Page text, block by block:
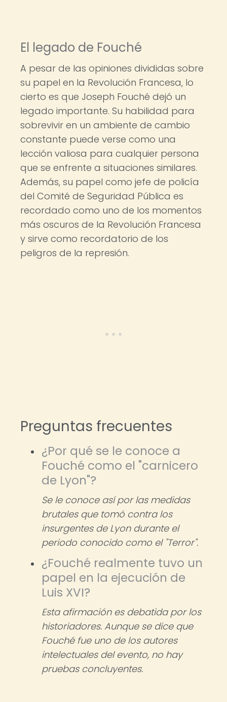
El legado de Fouché
A pesar de las opiniones divididas sobre
su papel en la Revolución Francesa, lo
cierto es que Joseph Fouché dejó un
legado importante. Su habilidad para
sobrevivir en un ambiente de cambio
constante puede verse como una
lección valiosa para cualquier persona
que se enfrente a situaciones similares.
Además, su papel como jefe de policía
del Comité de Seguridad Pública es
recordado como uno de los momentos
más oscuros de la Revolución Francesa
y sirve como recordatorio de los
peligros de la represión.
Preguntas frecuentes
¿Por qué se le conoce a
Fouché como el "carnicero
de Lyon"?
Se le conoce así por las medidas
brutales que tomó contra los
insurgentes de Lyon durante el
periodo conocido como el "Terror".
¿Fouché realmente tuvo un
papel en la ejecución de
Luis XVI?
Esta afirmación es debatida por los
historiadores. Aunque se dice que
Fouché fue uno de los autores
intelectuales del evento, no hay
pruebas concluyentes.